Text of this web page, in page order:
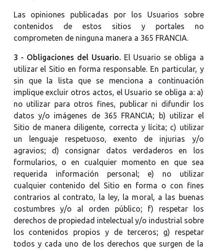
Las opiniones publicadas por los Usuarios sobre
contenidos de estos sitios y portales no
comprometen de ninguna manera a 365 FRANCIA.
3 - Obligaciones del Usuario. El Usuario se obliga a
utilizar el Sitio en forma responsable. En particular, y
sin que la lista que se menciona a continuación
implique excluir otros actos, el Usuario se obliga a: a)
no utilizar para otros fines, publicar ni difundir los
datos y/o imágenes de 365 FRANCIA; b) utilizar el
Sitio de manera diligente, correcta y lícita; c) utilizar
un lenguaje respetuoso, exento de injurias y/o
agravios; d) consignar datos verdaderos en los
formularios, o en cualquier momento en que sea
requerida información personal; e) no utilizar
cualquier contenido del Sitio en forma o con fines
contrarios al contrato, la ley, la moral, a las buenas
costumbres y/o al orden público; f) respetar los
derechos de propiedad intelectual y/o industrial sobre
los contenidos propios y de terceros; g) respetar
todos y cada uno de los derechos que surgen de la